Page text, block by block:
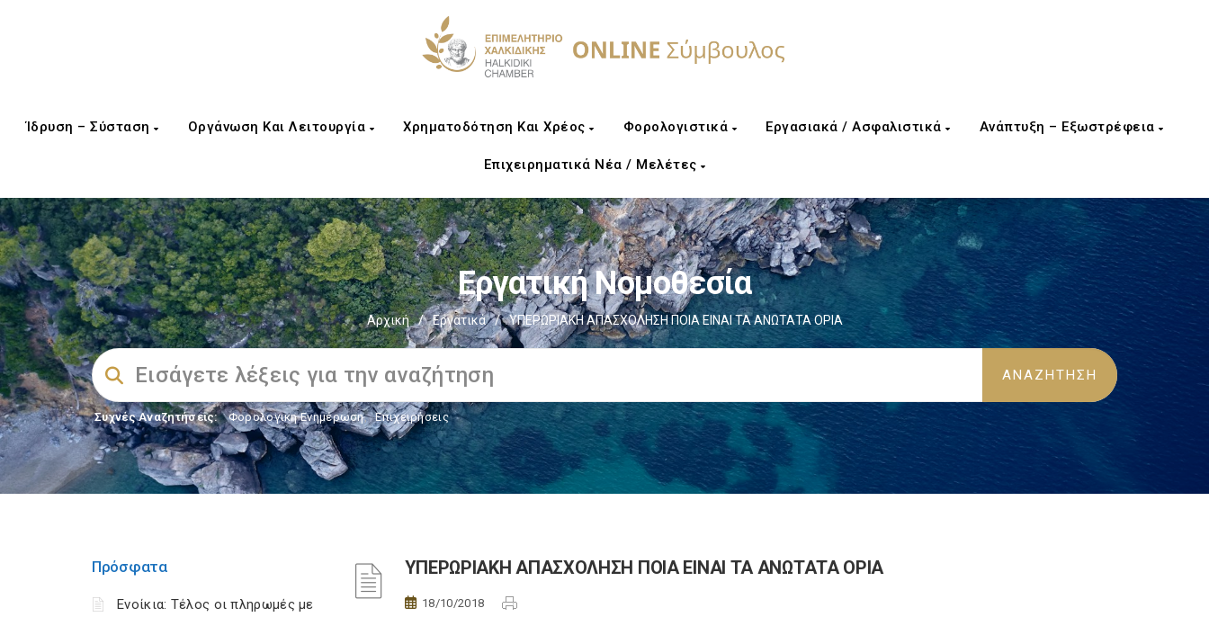
Ίδρυση – Σύσταση Οργάνωση Και Λειτουργία Χρηματοδότηση Και Χρέος Φορολογιστικά Εργασιακά / Ασφαλιστικά Ανάπτυξη – Εξωστρέφεια
Επιχειρηματικά Νέα / Μελέτες
Εργατική Νομοθεσία
Αρχική / Εργατικά / ΥΠΕΡΩΡΙΑΚΗ ΑΠΑΣΧΟΛΗΣΗ ΠΟΙΑ ΕΙΝΑΙ ΤΑ ΑΝΩΤΑΤΑ ΟΡΙΑ
Συχνές Αναζητήσεις: Φορολογικη Ενημέρωση, Επιχειρήσεις
Πρόσφατα
Ενοίκια: Τέλος οι πληρωμές με
ΥΠΕΡΩΡΙΑΚΗ ΑΠΑΣΧΟΛΗΣΗ ΠΟΙΑ ΕΙΝΑΙ ΤΑ ΑΝΩΤΑΤΑ ΟΡΙΑ
18/10/2018